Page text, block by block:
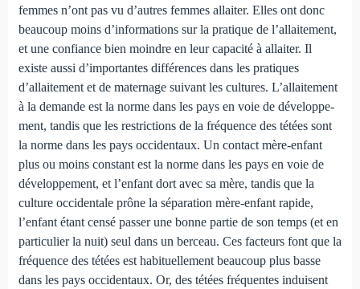
femmes n’ont pas vu d’autres femmes allaiter. Elles ont donc
beaucoup moins d’informations sur la pratique de l’allaitement,
et une confiance bien moindre en leur capacité à allaiter. Il
existe aussi d’importantes différences dans les pratiques
d’allaitement et de maternage suivant les cultures. L’allaitement
à la demande est la norme dans les pays en voie de développe­
ment, tandis que les restrictions de la fréquence des tétées sont
la norme dans les pays occiden­taux. Un contact mère-enfant
plus ou moins constant est la norme dans les pays en voie de
développement, et l’enfant dort avec sa mère, tandis que la
culture occidentale prône la séparation mère-enfant rapide,
l’enfant étant censé passer une bonne partie de son temps (et en
particulier la nuit) seul dans un berceau. Ces facteurs font que la
fréquence des tétées est habituellement beaucoup plus basse
dans les pays occiden­taux. Or, des tétées fréquentes induisent